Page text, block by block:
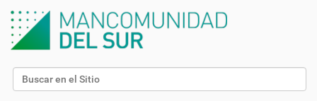
Buscar